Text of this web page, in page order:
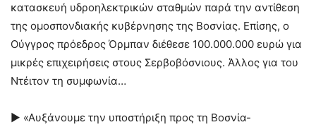
κατασκευή υδροηλεκτρικών σταθμών παρά την αντίθεση
της ομοσπονδιακής κυβέρνησης της Βοσνίας. Επίσης, ο
Ούγγρος πρόεδρος Όρμπαν διέθεσε 100.000.000 ευρώ για
μικρές επιχειρήσεις στους Σερβοβόσνιους. Άλλος για του
Ντέιτον τη συμφωνία…
► «Αυξάνουμε την υποστήριξη προς τη Βοσνία-